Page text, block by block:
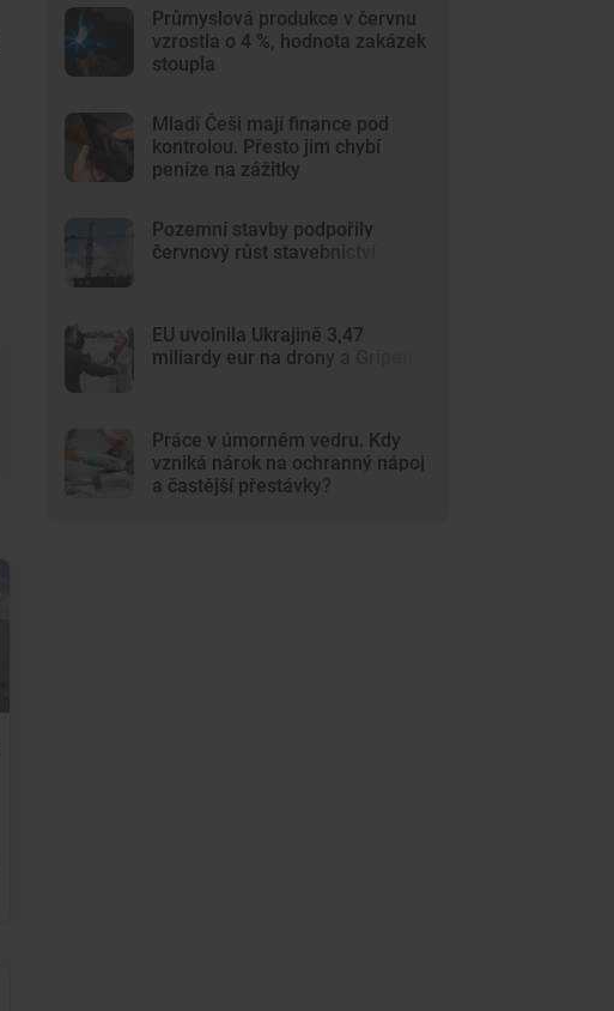
Průmyslová produkce v červnu
vzrostla o 4 %, hodnota zakázek
stoupla
Mladí Češi mají finance pod
kontrolou. Přesto jim chybí
peníze na zážitky
Pozemní stavby podpořily
červnový růst stavebnictví
EU uvolnila Ukrajině 3,47
miliardy eur na drony a Gripeny
Práce v úmorném vedru. Kdy
vzniká nárok na ochranný nápoj
a častější přestávky?